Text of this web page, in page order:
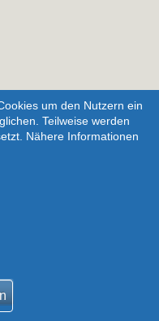
um den Nutzern ein
Teilweise werden
Nähere Informationen